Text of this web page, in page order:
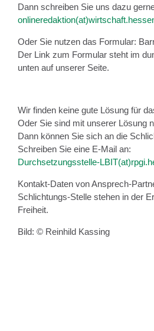
Dann schreiben Sie uns dazu
Oder Sie nutzen das Formular:
Der Link zum Formular steht im
unten auf unserer Seite.
Wir finden keine gute Lösung für
Oder Sie sind mit unserer Lösung
Dann können Sie sich an die
Schreiben Sie eine E-Mail an:
Durchsetzungsstelle-
Kontakt-Daten von Ansprech-
Schlichtungs-Stelle stehen in der
Freiheit.
Bild: © Reinhild Kassing